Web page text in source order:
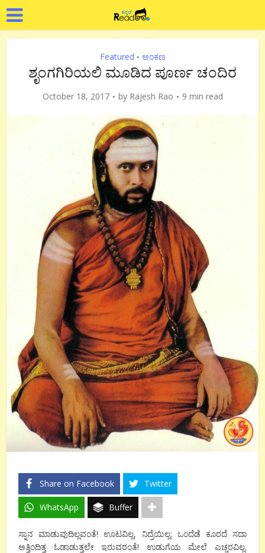
Featured • ಅಂಕಣ
ಶೃಂಗಗಿರಿಯಲಿ ಮೂಡಿದ ಪೂರ್ಣ ಚಂದಿರ
October 18, 2017 by Rajesh Rao 9 min read
Share on Facebook Twitter
WhatsApp Buffer
ಸ್ನಾನ ಮಾಡುವುದಿಲ್ಲವಂತೆ! ಊಟವಿಲ್ಲ, ನಿದ್ರೆಯಿಲ್ಲ; ಒಂದೆಡೆ ಕೂರದೆ ಸದಾ
ಅತ್ತಿಂದಿತ್ತ ಓಡಾಡುತ್ತಲೇ ಇರುವರಂತೆ! ಉಡುಗೆಯ ಮೇಲೆ ಎಚ್ಚರವಿಲ್ಲ.